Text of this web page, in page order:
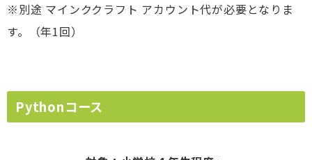
※別途 マインククラフト アカウント代が必要となりま
す。（年1回）
Pythonコース